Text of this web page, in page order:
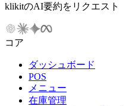
klikitのAI要約をリクエスト
コア
ダッシュボード
POS
メニュー
在庫管理